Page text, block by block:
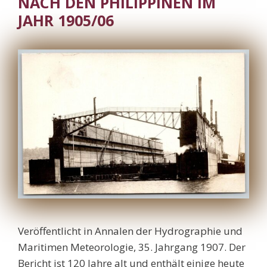
JAHR 1905/06
Veröffentlicht in Annalen der Hydrographie und
Maritimen Meteorologie, 35. Jahrgang 1907. Der
Bericht ist 120 Jahre alt und enthält einige heute